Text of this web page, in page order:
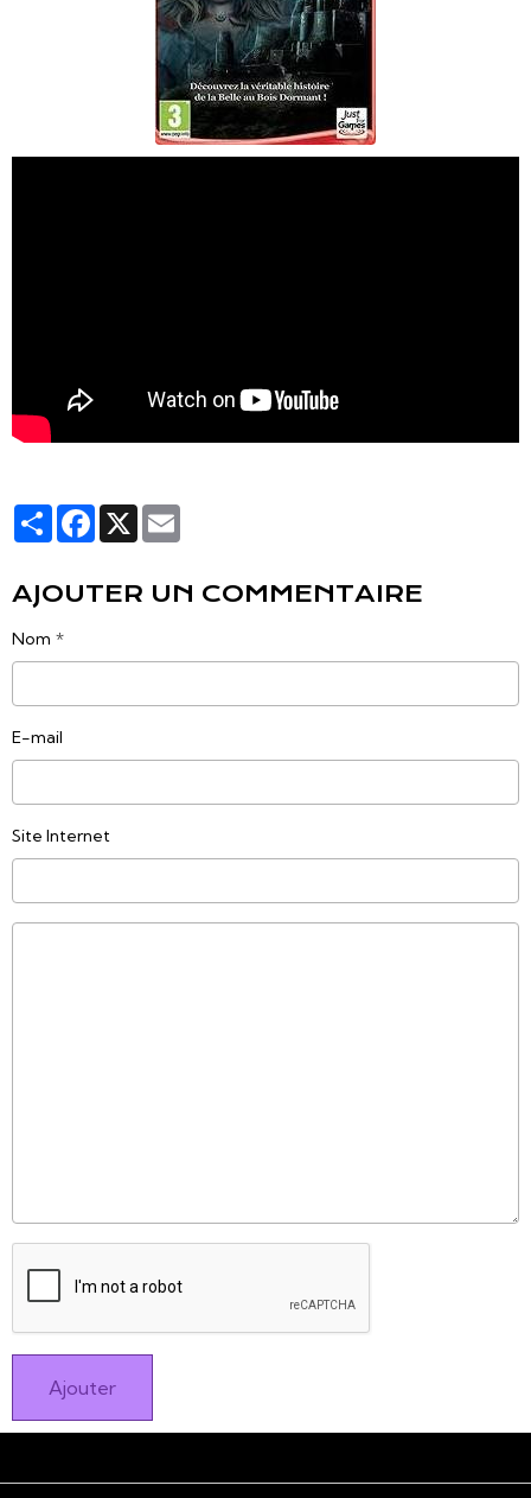
PartagerFacebook
X
AJOUTER UN COMMENTAIRE
Nom
E-mail
Site Internet
Ajouter